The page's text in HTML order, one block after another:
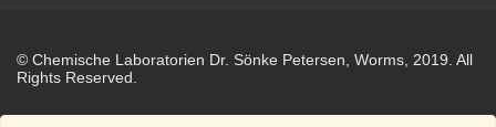
© Chemische Laboratorien Dr. Sönke Petersen, Worms, 2019. All
Rights Reserved.